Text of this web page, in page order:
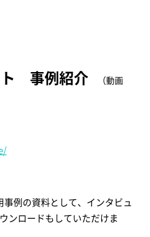
ト 事例紹介
（動画
例の資料として、インタビュ
ンロードもしていただけま